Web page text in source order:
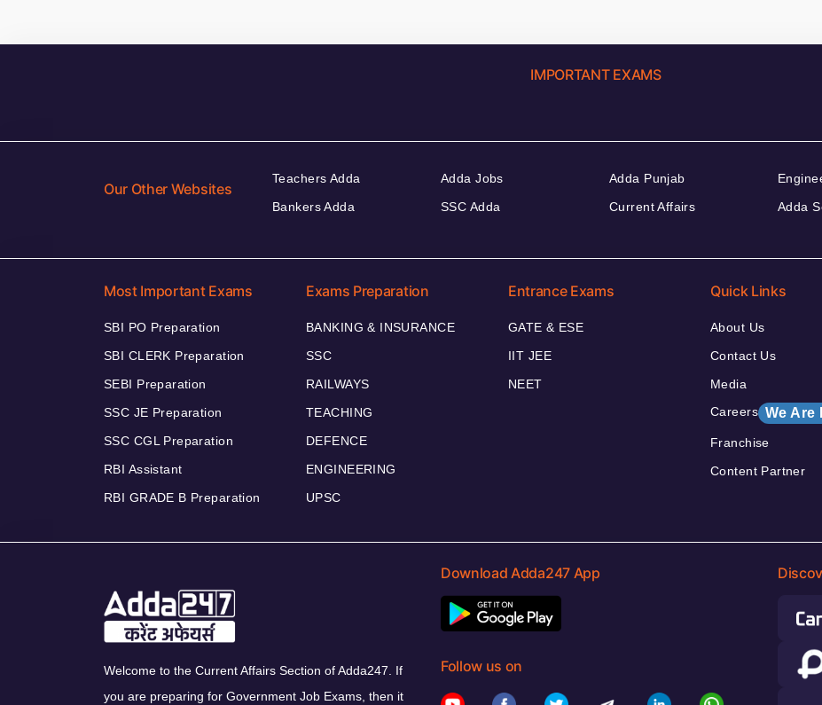
IMPORTANT EXAMS
Our Other Websites
Teachers Adda
Bankers Adda
Adda Jobs
SSC Adda
Adda Punjab
Current Affairs
Adda
Most Important Exams
SBI PO Preparation
SBI CLERK Preparation
SEBI Preparation
SSC JE Preparation
SSC CGL Preparation
RBI Assistant
RBI GRADE B Preparation
Exams Preparation
BANKING & INSURANCE
SSC
RAILWAYS
TEACHING
DEFENCE
ENGINEERING
UPSC
Entrance Exams
GATE & ESE
IIT JEE
NEET
Quick Links
About Us
Contact Us
Media
Careers We Are
Franchise
Content Partner
Welcome to the Current Affairs Section of Adda247. If
you are preparing for Government Job Exams, then it
Download Adda247 App
Follow us on